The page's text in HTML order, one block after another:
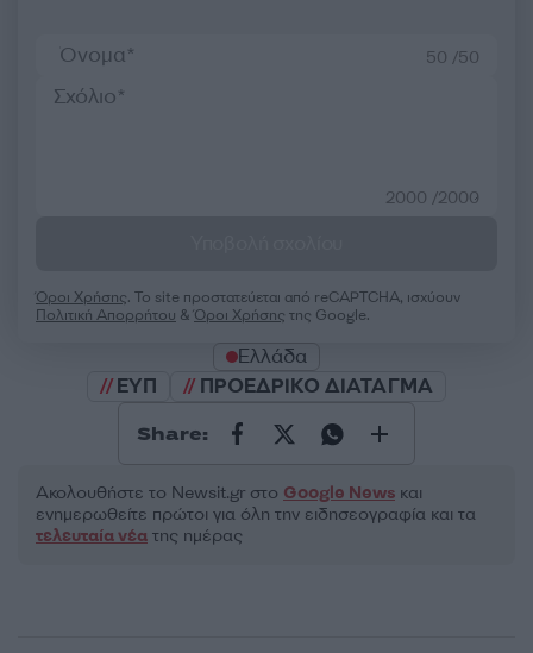
50 /50
2000 /2000
Όροι Χρήσης. Το site προστατεύεται από reCAPTCHA, ισχύουν
Πολιτική Απορρήτου &Όροι Χρήσης της Google.
Ελλάδα
ΕΥΠ
ΠΡΟΕΔΡΙΚΟ ΔΙΑΤΑΓΜΑ
Share:
Ακολουθήστε το Νewsit.gr στο Google News και
ενημερωθείτε πρώτοι για όλη την ειδησεογραφία και τα
τελευταία νέα της ημέρας